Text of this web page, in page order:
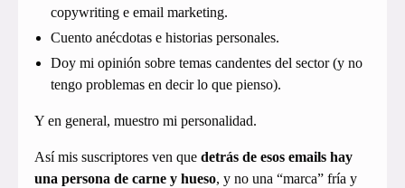
copywriting e email marketing.
Cuento anécdotas e historias personales.
Doy mi opinión sobre temas candentes del sector (y no
tengo problemas en decir lo que pienso).
Y en general, muestro mi personalidad.
Así mis suscriptores ven que detrás de esos emails hay
una persona de carne y hueso, y no una “marca” fría y